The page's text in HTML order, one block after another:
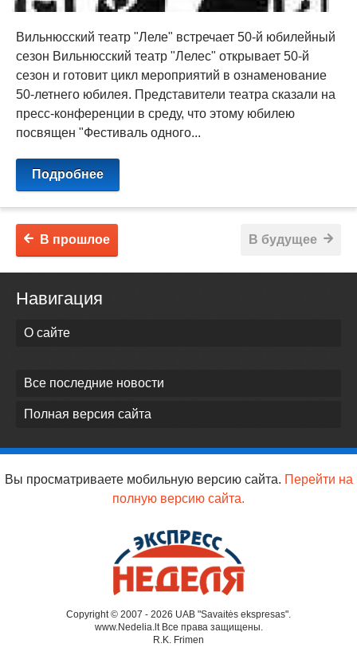
Вильнюсский театр "Леле" встречает 50-й юбилейный
сезон Вильнюсский театр "Лелес" открывает 50-й
сезон и готовит цикл мероприятий в ознаменование
50-летнего юбилея. Представители театра сказали на
пресс-конференции в среду, что этому юбилею
посвящен "Фестиваль одного...
Подробнее
В будущее
В прошлое
Навигация
О сайте
Все последние новости
Полная версия сайта
Вы просматриваете мобильную версию сайта. Перейти на
полную версию сайта.
Copyright © 2007 - 2026 UAB "Savaitės ekspresas".
www.Nedelia.lt Все права защищены.
R.K. Frimen